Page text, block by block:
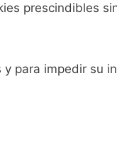
prescindibles
para impedir su